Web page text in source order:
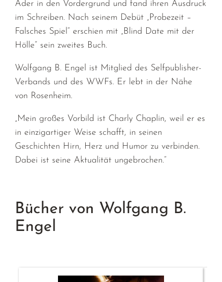
Ader in den Vordergrund und fand ihren Ausdruck
im Schreiben. Nach seinem Debüt „Probezeit –
Falsches Spiel“ erschien mit „Blind Date mit der
Hölle“ sein zweites Buch.
Wolfgang B. Engel ist Mitglied des Selfpublisher-
Verbands und des WWFs. Er lebt in der Nähe
von Rosenheim.
„Mein großes Vorbild ist Charly Chaplin, weil er es
in einzigartiger Weise schafft, in seinen
Geschichten Hirn, Herz und Humor zu verbinden.
Dabei ist seine Aktualität ungebrochen.“
Bücher von Wolfgang B.
Engel